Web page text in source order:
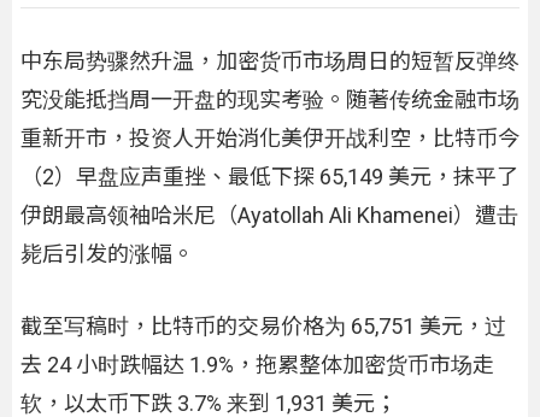
中东局势骤然升温，加密货币市场周日的短暂反弹终
究没能抵挡周一开盘的现实考验。随著传统金融市场
重新开市，投资人开始消化美伊开战利空，比特币今
（2）早盘应声重挫、最低下探 65,149 美元，抹平了
伊朗最高领袖哈米尼（Ayatollah Ali Khamenei）遭击
毙后引发的涨幅。
截至写稿时，比特币的交易价格为 65,751 美元，过
去 24 小时跌幅达 1.9%，拖累整体加密货币市场走
软，以太币下跌 3.7% 来到 1,931 美元；